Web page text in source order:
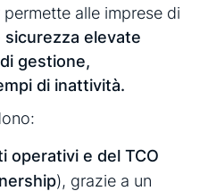
alle imprese di
elevate
gestione,
di inattività.
operativi e del TCO
), grazie a un